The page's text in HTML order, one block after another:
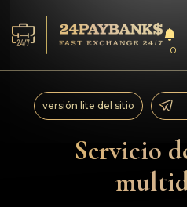
Servicios
Reservas
Para los socios
0
Servicio
versión lite del sitio